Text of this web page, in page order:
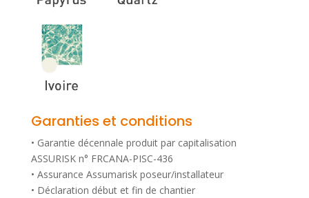
Garanties et conditions
• Garantie décennale produit par capitalisation
ASSURISK n° FRCANA-PISC-436
• Assurance Assumarisk poseur/installateur
• Déclaration début et fin de chantier